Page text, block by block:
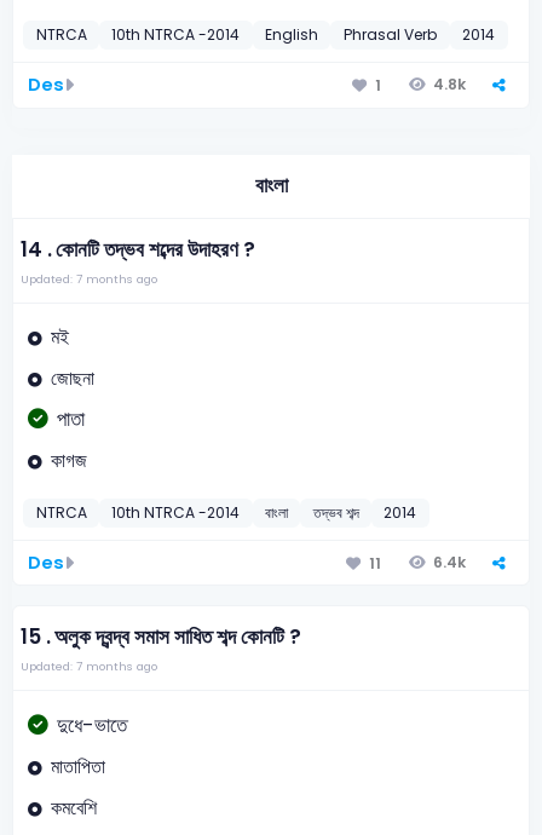
NTRCA 10th NTRCA -2014 English Phrasal Verb 2014
Des 1 4.8k
বাংলা
14 .কোনটি তদ্ভব শব্দের উদাহরণ ?
Updated: 7 months ago
মই
জোছনা
পাতা
কাগজ
NTRCA 10th NTRCA -2014 বাংলা তদ্ভব শব্দ 2014
Des 11 6.4k
15 .অলুক দ্বন্দ্ব সমাস সাধিত শব্দ কোনটি ?
Updated: 7 months ago
দুধে-ভাতে
মাতাপিতা
কমবেশি